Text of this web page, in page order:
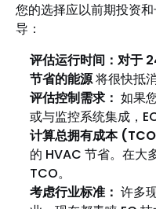
您的选择应以前期投资
导：
评估运行时间：对于
节省的能源将很快抵
评估控制需求： 如果
或与监控系统集成，
计算总拥有成本
的 HVAC 节省。在大
TCO。
考虑行业标准： 许多